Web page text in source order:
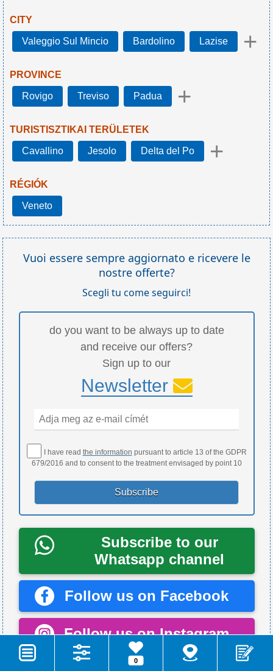
CITY
Valeggio Sul Mincio Bardolino Lazise +
PROVINCE
Rovigo Treviso Padua +
TURISTISZTIKAI TERÜLETEK
Cavallino Jesolo Delta del Po +
RÉGIÓK
Veneto
Vuoi essere sempre aggiornato e ricevere le
nostre offerte?
Scegli tu come seguirci!
do you want to be always up to date
and receive our offers?
Sign up to our
Newsletter
I have read the information pursuant to article 13 of the GDPR
679/2016 and to consent to the treatment envisaged by point 10
Subscribe to our
Whatsapp channel
Follow us on Facebook
Follow us on Instagram
0